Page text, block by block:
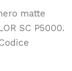
matte
SC P5000.